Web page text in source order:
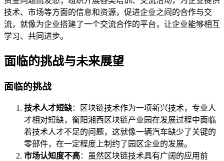
技术、市场等方面的信息和资源，促进企业之间的合作与交
流，就像为企业搭建了一个交流合作的平台，让企业能够相互
学习、共同进步。
面临的挑战与未来展望
面临的挑战
技术人才短缺：区块链技术作为一项新兴技术，专业人
才相对短缺，衡阳湘西区块链产业园在发展过程中面临
着技术人才不足的问题，这就像一辆汽车缺少了关键的
零部件，在一定程度上制约了园区企业的发展。
市场认知度不高：虽然区块链技术具有广阔的应用前